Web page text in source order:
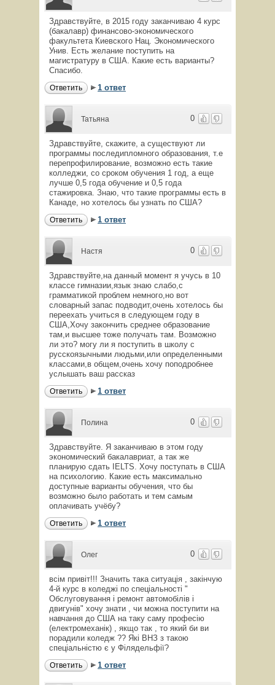
Здравствуйте, в 2015 году заканчиваю 4 курс
(бакалавр) финансово-экономического
факультета Киевского Нац. Экономического
Унив. Есть желание поступить на
магистратуру в США. Какие есть варианты?
Спасибо.
Ответить 1 ответ
0
Татьяна
Здравствуйте, скажите, а существуют ли
программы последипломного образования, т.е
перепрофилирование, возможно есть такие
колледжи, со сроком обучения 1 год, а еще
лучше 0,5 года обучение и 0,5 года
стажировка. Знаю, что такие программы есть в
Канаде, но хотелось бы узнать по США?
Ответить 1 ответ
0
Настя
Здравствуйте,на данный момент я учусь в 10
классе гимназии,язык знаю слабо,с
грамматикой проблем немного,но вот
словарный запас подводит,очень хотелось бы
переехать учиться в следующем году в
США,Хочу закончить среднее образование
там,и высшее тоже получать там. Возможно
ли это? могу ли я поступить в школу с
русскоязычными людьми,или определенными
классами,в общем,очень хочу поподробнее
услышать ваш рассказ
Ответить 1 ответ
0
Полина
Здравствуйте. Я заканчиваю в этом году
экономический бакалавриат, а так же
планирую сдать IELTS. Хочу поступать в США
на психологию. Какие есть максимально
доступные варианты обучения, что бы
возможно было работать и тем самым
оплачивать учёбу?
Ответить 1 ответ
0
Олег
всім привіт!!! Значить така ситуація , закінчую
4-й курс в коледжі по спеціальності "
Обслуговування і ремонт автомобілів і
двигунів" хочу знати , чи можна поступити на
навчання до США на таку саму професію
(електромеханік) , якщо так , то який би ви
порадили коледж ?? Які ВНЗ з такою
спеціальністю є у Філядельфії?
Ответить 1 ответ